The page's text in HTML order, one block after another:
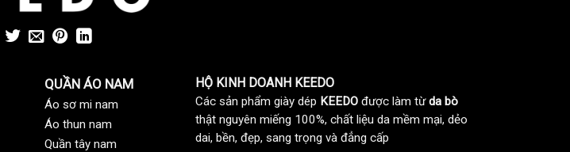
QUẦN ÁO NAM
Áo sơ mi nam
Áo thun nam
Quần tây nam
HỘ KINH DOANH KEEDO
Các sản phẩm giày dép KEEDO được làm từda bò
thật nguyên miếng 100%, chất liệu da mềm mại, dẻo
dai, bền, đẹp, sang trọng và đẳng cấp